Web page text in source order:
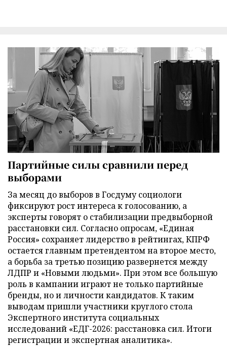
Партийные силы сравнили перед
выборами
За месяц до выборов в Госдуму социологи
фиксируют рост интереса к голосованию, а
эксперты говорят о стабилизации предвыборной
расстановки сил. Согласно опросам, «Единая
Россия» сохраняет лидерство в рейтингах, КПРФ
остается главным претендентом на второе место,
а борьба за третью позицию развернется между
ЛДПР и «Новыми людьми». При этом все большую
роль в кампании играют не только партийные
бренды, но и личности кандидатов. К таким
выводам пришли участники круглого стола
Экспертного института социальных
исследований «ЕДГ-2026: расстановка сил. Итоги
регистрации и экспертная аналитика».